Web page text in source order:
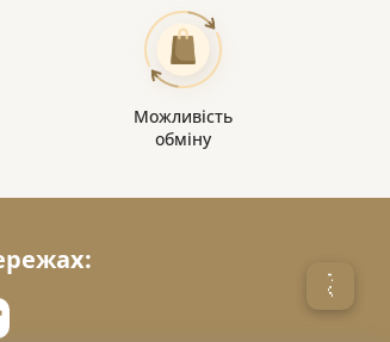
Можливість
обміну